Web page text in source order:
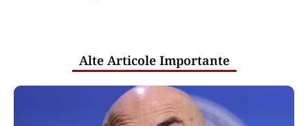
Alte Articole Importante